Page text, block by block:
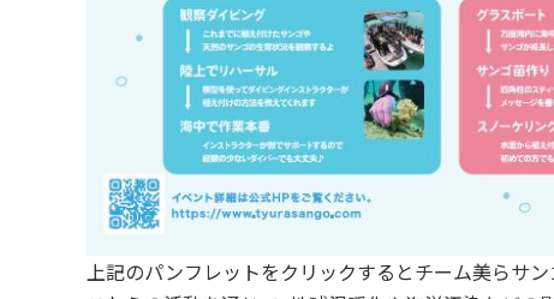
上記のパンフレットをクリックするとチーム美らサ